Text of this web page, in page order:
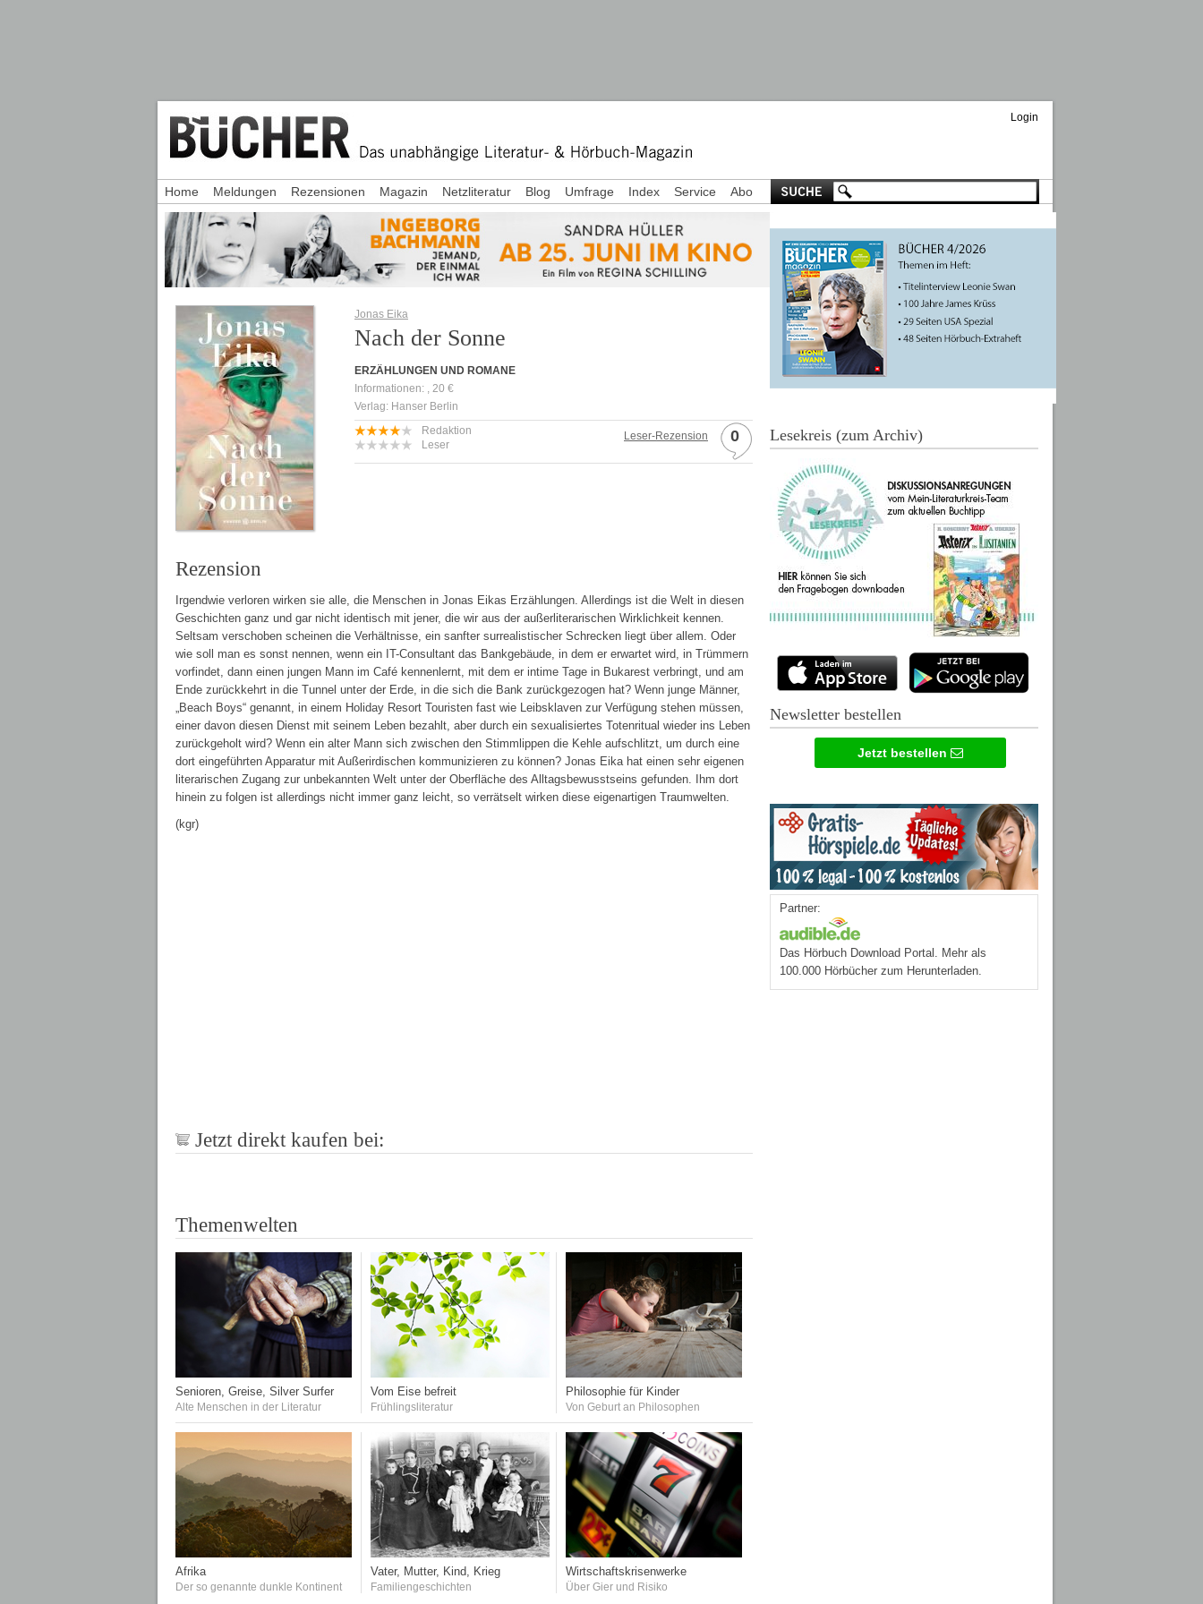
Login
Jonas Eika
Nach der Sonne
ERZÄHLUNGEN UND ROMANE
Informationen: , 20 €
Verlag: Hanser Berlin
Leser-Rezension 0
Redaktion
Leser
Rezension
Irgendwie verloren wirken sie alle, die Menschen in Jonas Eikas Erzählungen. Allerdings ist die Welt in diesen
Geschichten ganz und gar nicht identisch mit jener, die wir aus der außerliterarischen Wirklichkeit kennen.
Seltsam verschoben scheinen die Verhältnisse, ein sanfter surrealistischer Schrecken liegt über allem. Oder
wie soll man es sonst nennen, wenn ein IT-Consultant das Bankgebäude, in dem er erwartet wird, in Trümmern
vorfindet, dann einen jungen Mann im Café kennenlernt, mit dem er intime Tage in Bukarest verbringt, und am
Ende zurückkehrt in die Tunnel unter der Erde, in die sich die Bank zurückgezogen hat? Wenn junge Männer,
„Beach Boys“ genannt, in einem Holiday Resort Touristen fast wie Leibsklaven zur Verfügung stehen müssen,
einer davon diesen Dienst mit seinem Leben bezahlt, aber durch ein sexualisiertes Totenritual wieder ins Leben
zurückgeholt wird? Wenn ein alter Mann sich zwischen den Stimmlippen die Kehle aufschlitzt, um durch eine
dort eingeführten Apparatur mit Außerirdischen kommunizieren zu können? Jonas Eika hat einen sehr eigenen
literarischen Zugang zur unbekannten Welt unter der Oberfläche des Alltagsbewusstseins gefunden. Ihm dort
hinein zu folgen ist allerdings nicht immer ganz leicht, so verrätselt wirken diese eigenartigen Traumwelten.
(kgr)
Jetzt direkt kaufen bei:
Themenwelten
Senioren, Greise, Silver Surfer
Alte Menschen in der Literatur
Vom Eise befreit
Frühlingsliteratur
Philosophie für Kinder
Von Geburt an Philosophen
Afrika
Der so genannte dunkle Kontinent
Vater, Mutter, Kind, Krieg
Familiengeschichten
Wirtschaftskrisenwerke
Über Gier und Risiko
Home Meldungen Rezensionen Magazin Netzliteratur Blog Umfrage Index Service Abo
Lesekreis (zum Archiv)
Newsletter bestellen
Jetzt bestellen
Partner:
Das Hörbuch Download Portal. Mehr als
100.000 Hörbücher zum Herunterladen.